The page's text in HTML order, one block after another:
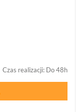
Czas realizacji: Do 48h